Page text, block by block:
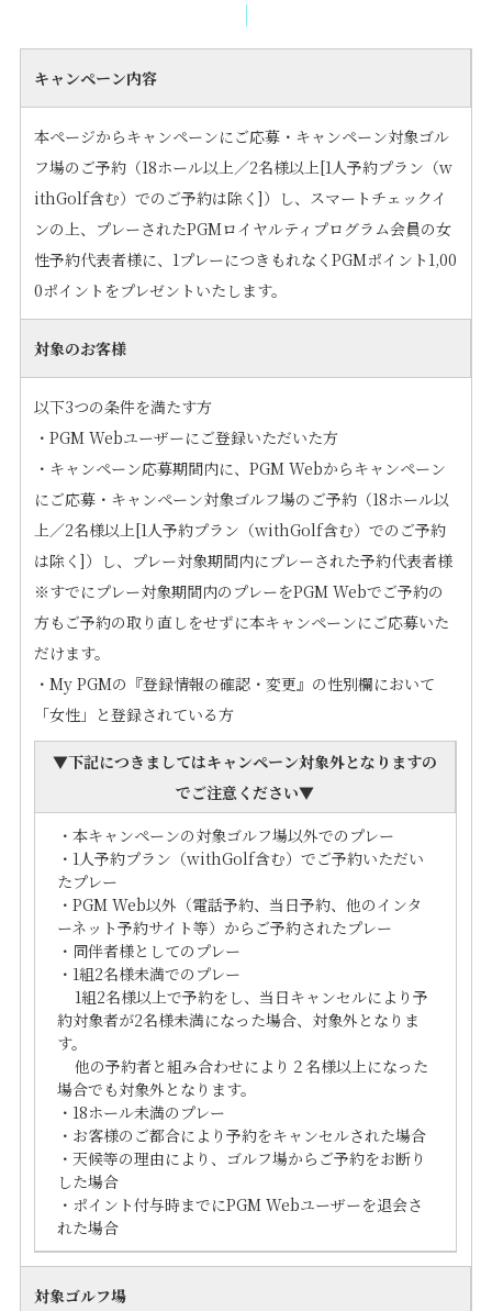
キャンペーン内容
本ページからキャンペーンにご応募・キャンペーン対象ゴル
フ場のご予約（18ホール以上／2名様以上[1人予約プラン（w
ithGolf含む）でのご予約は除く]）し、スマートチェックイ
ンの上、プレーされたPGMロイヤルティプログラム会員の女
性予約代表者様に、1プレーにつきもれなくPGMポイント1,00
0ポイントをプレゼントいたします。
対象のお客様
以下3つの条件を満たす方
・PGM Webユーザーにご登録いただいた方
・キャンペーン応募期間内に、PGM Webからキャンペーン
にご応募・キャンペーン対象ゴルフ場のご予約（18ホール以
上／2名様以上[1人予約プラン（withGolf含む）でのご予約
は除く]）し、プレー対象期間内にプレーされた予約代表者様
※すでにプレー対象期間内のプレーをPGM Webでご予約の
方もご予約の取り直しをせずに本キャンペーンにご応募いた
だけます。
・My PGMの『登録情報の確認・変更』の性別欄において
「女性」と登録されている方
▼下記につきましてはキャンペーン対象外となりますの
でご注意ください▼
・本キャンペーンの対象ゴルフ場以外でのプレー
・1人予約プラン（withGolf含む）でご予約いただい
たプレー
・PGM Web以外（電話予約、当日予約、他のインタ
ーネット予約サイト等）からご予約されたプレー
・同伴者様としてのプレー
・1組2名様未満でのプレー
1組2名様以上で予約をし、当日キャンセルにより予
約対象者が2名様未満になった場合、対象外となりま
す。
他の予約者と組み合わせにより２名様以上になった
場合でも対象外となります。
・18ホール未満のプレー
・お客様のご都合により予約をキャンセルされた場合
・天候等の理由により、ゴルフ場からご予約をお断り
した場合
・ポイント付与時までにPGM Webユーザーを退会さ
れた場合
対象ゴルフ場